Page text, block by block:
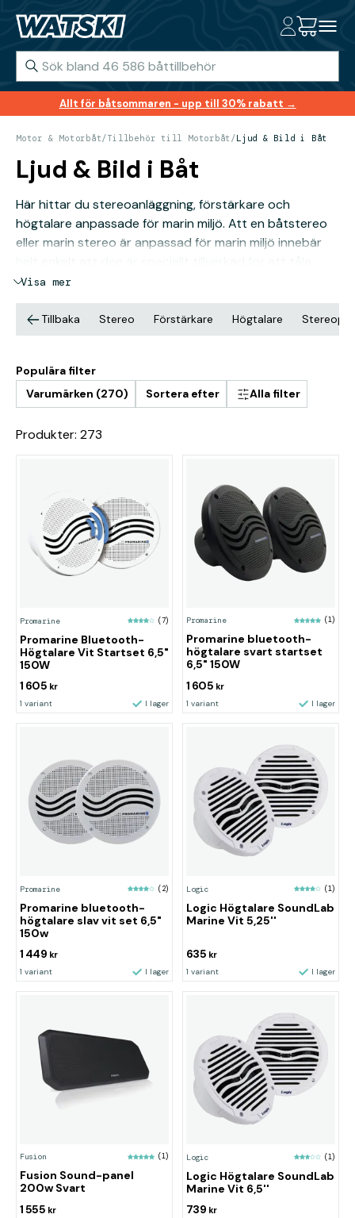
Allt för båtsommaren - upp till 30% rabatt →
Motor & Motorbåt/Tillbehör till Motorbåt /Ljud & Bild i Båt
Ljud & Bild i Båt
Här hittar du stereoanläggning, förstärkare och
högtalare anpassade för marin miljö. Att en båtstereo
eller marin stereo är anpassad för marin miljö innebär
väta, UV-strålning och annat som den krävande
sjömiljön erbjuder. De flesta båtstereos och marina
stereos har idag funktioner som Bluetooth, AUX, MP3
men också radiofunktion.
Visa mer
Tillbaka Stereo Förstärkare Högtalare
Populära filter
Varumärken (270)
Sortera efter Alla filter
Produkter: 273
Promarine (7)
Promarine Bluetooth-
Högtalare Vit Startset 6,5"
150W
1 605 kr
1 variant I lager
Promarine (1)
Promarine bluetooth-
högtalare svart startset
6,5" 150W
1 605 kr
1 variant I lager
Promarine (2)
Promarine bluetooth-
högtalare slav vit set 6,5"
150w
1 449 kr
1 variant I lager
Logic (1)
Logic Högtalare SoundLab
Marine Vit 5,25''
635 kr
1 variant I lager
Fusion (1)
Fusion Sound-panel
200w Svart
1 555 kr
Logic (1)
Logic Högtalare SoundLab
Marine Vit 6,5''
739 kr